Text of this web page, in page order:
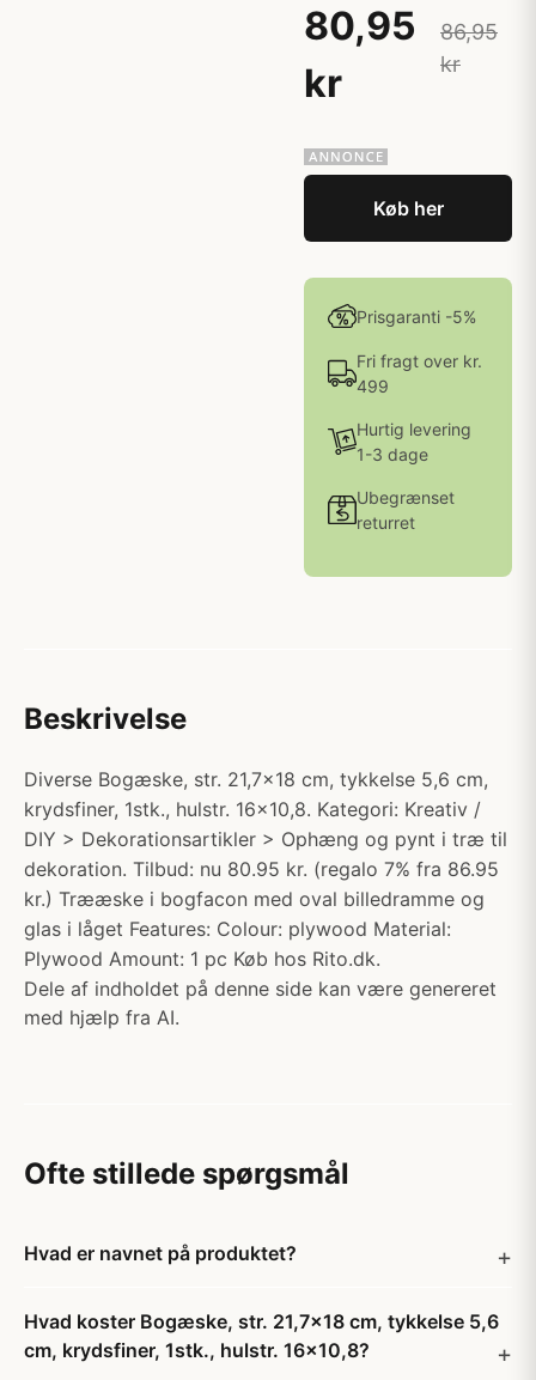
80,95
kr
86,95
kr
Køb her
Prisgaranti -5%
Fri fragt over kr.
499
Hurtig levering
1-3 dage
Ubegrænset
returret
Beskrivelse
Diverse Bogæske, str. 21,7x18 cm, tykkelse 5,6 cm,
krydsfiner, 1stk., hulstr. 16x10,8. Kategori: Kreativ /
DIY > Dekorationsartikler > Ophæng og pynt i træ til
dekoration. Tilbud: nu 80.95 kr. (regalo 7% fra 86.95
kr.) Trææske i bogfacon med oval billedramme og
glas i låget Features: Colour: plywood Material:
Plywood Amount: 1 pc Køb hos Rito.dk.
Dele af indholdet på denne side kan være genereret
med hjælp fra AI.
Ofte stillede spørgsmål
Hvad er navnet på produktet?
Hvad koster Bogæske, str. 21,7x18 cm, tykkelse 5,6
cm, krydsfiner, 1stk., hulstr. 16x10,8?